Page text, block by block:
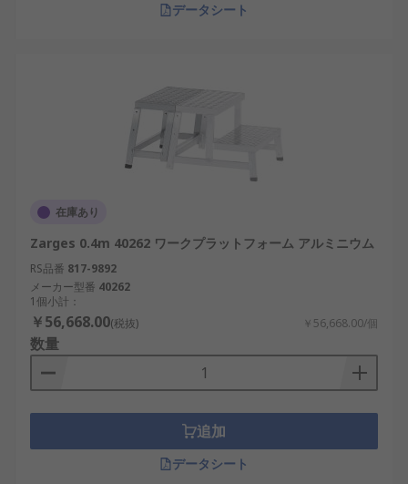
データシート
在庫あり
Zarges 0.4m 40262 ワークプラットフォーム アルミニウム
RS品番 817-9892
メーカー型番 40262
1個小計：
￥56,668.00(税抜) ￥56,668.00/個
数量
追加
データシート